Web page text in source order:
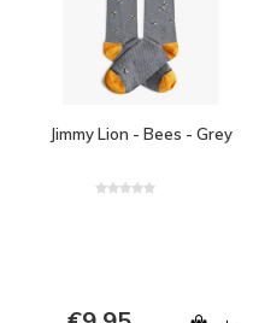
Jimmy Lion - Bees - Grey